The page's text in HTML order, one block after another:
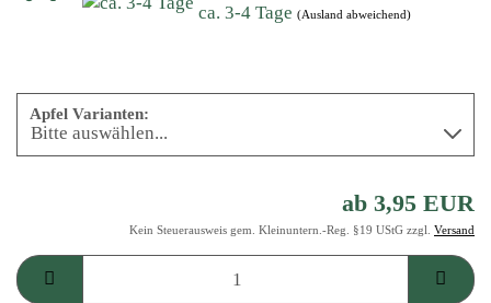
ca. 3-4 Tage (Ausland abweichend)
Apfel Varianten:
ab 3,95 EUR
Kein Steuerausweis gem. Kleinuntern.-Reg. §19 UStG zzgl. Versand